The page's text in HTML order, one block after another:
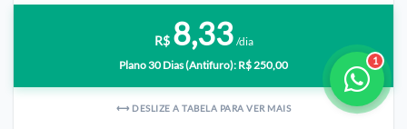
R$ 8,33 /dia
Plano 30 Dias (Antifuro): R$ 250,00
⟷ DESLIZE A TABELA PARA VER MAIS